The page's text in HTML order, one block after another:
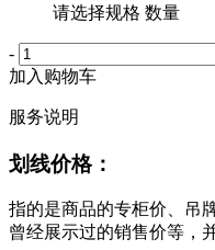
请选择规格 数量
-
加入购物车
服务说明
划线价格：
指的是商品的专柜价、吊
曾经展示过的销售价等，